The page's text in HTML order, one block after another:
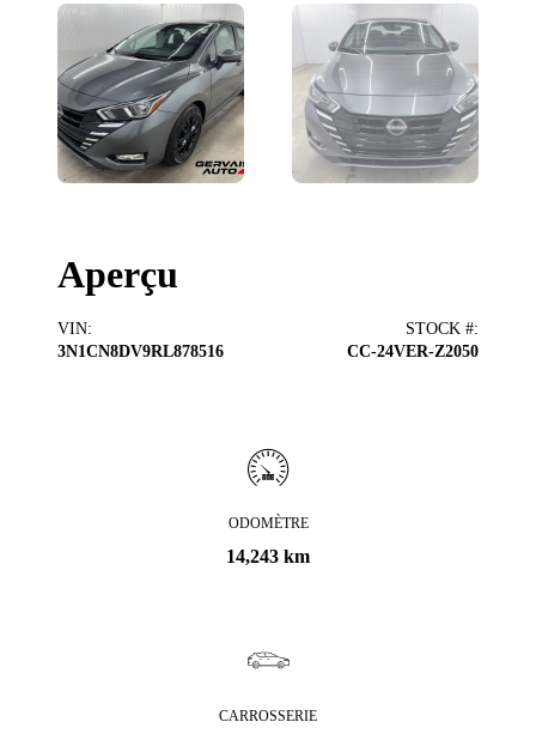
Aperçu
VIN:
3N1CN8DV9RL878516
STOCK #:
CC-24VER-Z2050
ODOMÈTRE
14,243 km
CARROSSERIE